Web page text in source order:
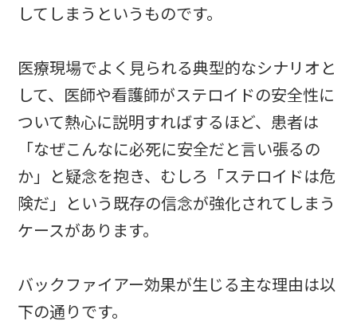
してしまうというものです。
医療現場でよく見られる典型的なシナリオと
して、医師や看護師がステロイドの安全性に
ついて熱心に説明すればするほど、患者は
「なぜこんなに必死に安全だと言い張るの
か」と疑念を抱き、むしろ「ステロイドは危
険だ」という既存の信念が強化されてしまう
ケースがあります。
バックファイアー効果が生じる主な理由は以
下の通りです。